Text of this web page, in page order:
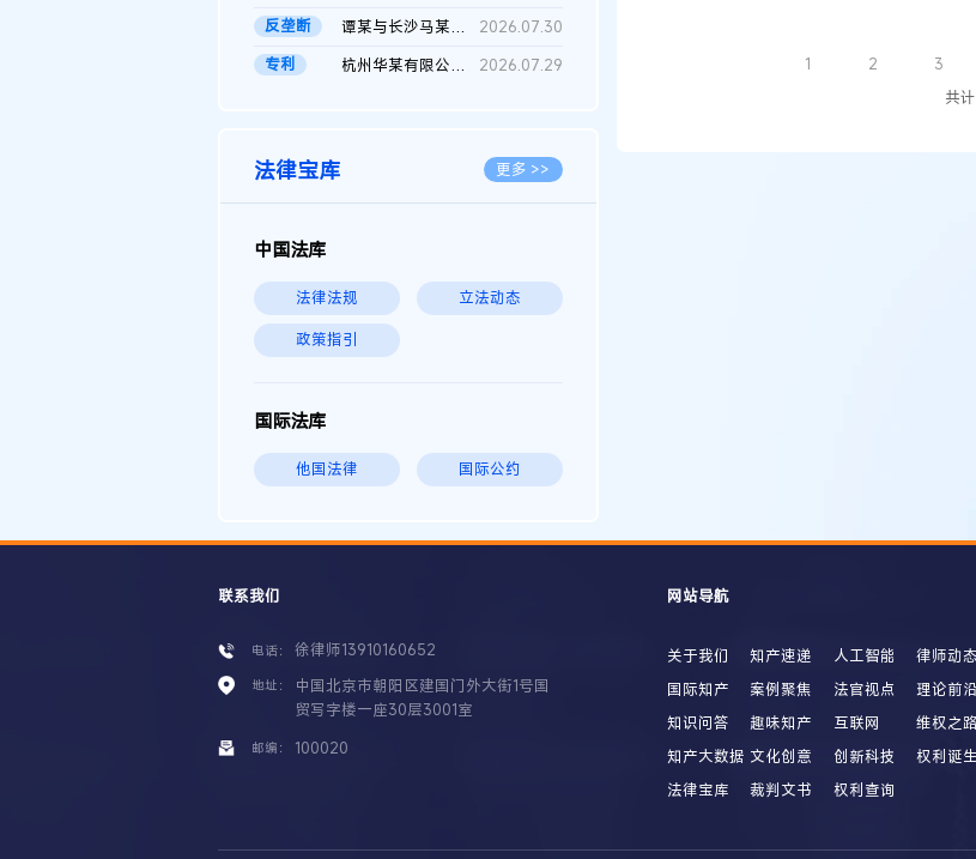
反垄断
谭某与长沙马某堆农产品股份有限公司滥用市场支配地位纠纷二审裁...
2026.07.30
专利
杭州华某有限公司与菲某有限公司侵害发明专利权纠纷 2026.07.29
法律宝库 更多 >>
中国法库
法律法规 立法动态
政策指引
国际法库
他国法律 国际公约
1 2 3
共
联系我们
电话： 徐律师13910160652
地址：
中国北京市朝阳区建国门外大街1号国
贸写字楼一座30层3001室
邮编： 100020
网站导航
关于我们 知产速递 人工智能 律师动态
国际知产
案例聚焦 法官视点 理论前沿
知识问答
趣味知产 互联网 维权之路
知产大数据 文化创意 创新科技 权利诞生
法律宝库
裁判文书 权利查询